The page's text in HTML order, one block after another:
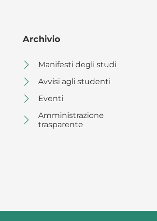
Archivio
Manifesti degli studi
Avvisi agli studenti
Eventi
Amministrazione
trasparente